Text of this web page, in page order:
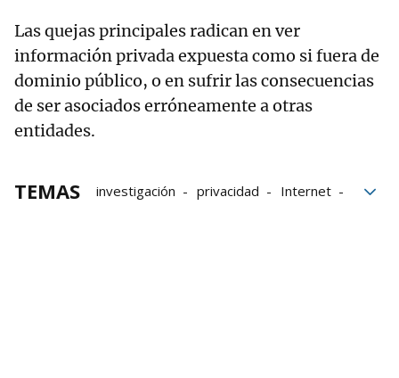
Las quejas principales radican en ver
información privada expuesta como si fuera de
dominio público, o en sufrir las consecuencias
de ser asociados erróneamente a otras
entidades.
TEMAS investigación privacidad
Internet